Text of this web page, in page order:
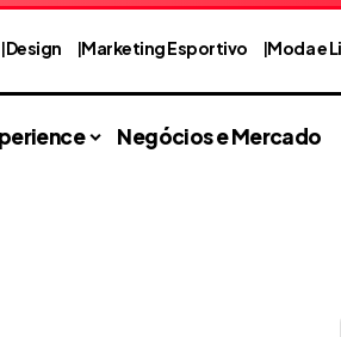
Design Marketing Esportivo Moda e
Negócios e Mercado